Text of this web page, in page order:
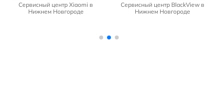
Сервисный центр Xiaomi в
Нижнем Новгороде
Сервисный центр BlackView в
Нижнем Новгороде